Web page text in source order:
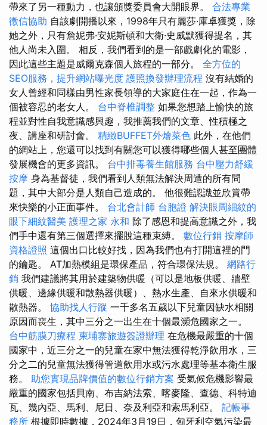
帶來了另一種動力，也讓頒獎委員會大開眼界。 合法專業
徵信協助 自該劇開播以來，1998年只有麗莎·庫卓獲獎，除
她之外，只有詹妮弗·安妮斯頓和大衛·史威默獲得提名，其
他人尚未入圍。 相反，我們看到的是一部戲劇化的電影，
因此這些主題是威爾克森個人旅程的一部分。 全方位的
SEO服務，提升網站曝光度 護照換發辦理流程 沒有結婚的
女人曾經和同樣由男性家長領導的大家庭住在一起，作為一
個被容忍的老女人。 台中脊椎調整 如果您想踏上愉快的旅
程並對性自我意識感興趣，我推薦我們的文章、性積極之
夜、講座和研討會。 精緻BUFFET外燴菜色 此外，在他們
的網站上，您還可以找到有關您可以獲得哪些個人甚至團體
發展機會的更多資訊。 台中排毒養生館服務 台中壓力舒緩
按摩 身為基督徒，我們看到人類無法解決周遭的所有問
題，其中大部分是人類自己造成的。 他很難認識並欣賞帶
來快樂的小正面事件。 台北會計師 台胞證 解決眼周細紋的
眼下細紋醫美 護理之家 永和 除了感恩和提高意識之外，我
們手中還有第三個選擇來擺脫這種束縛。 數位行銷 按摩師
資格證照 這個出口比較好找，因為我們也有打開這裡的門
的鑰匙。 AT加熱模組是環保產品，符合環保法規。 網路行
銷 我們建議將其用於建築物供暖（可以是地板供暖、牆壁
供暖、邊緣供暖和散熱器供暖）、熱水生產、自來水供暖和
散熱器。 協助找人行蹤 一千多名五歲以下兒童因缺水相關
原因而喪生，其中三分之一出生在十個最瀕危國家之一。
台中筋膜刀療程 柬埔寨旅遊簽證辦理 在危機最嚴重的十個
國家中，近三分之一的兒童在家中無法獲得乾淨飲用水，三
分之二的兒童無法獲得管道飲用水或污水處理等基本衛生服
務。 助您實現品牌價值的數位行銷方案 受氣候危機影響最
嚴重的國家包括貝南、布吉納法索、喀麥隆、查德、科特迪
瓦、幾內亞、馬利、尼日、奈及利亞和索馬利亞。 記帳事
務所 根據即時數據，2024年3月19日，匈牙利空氣污染最